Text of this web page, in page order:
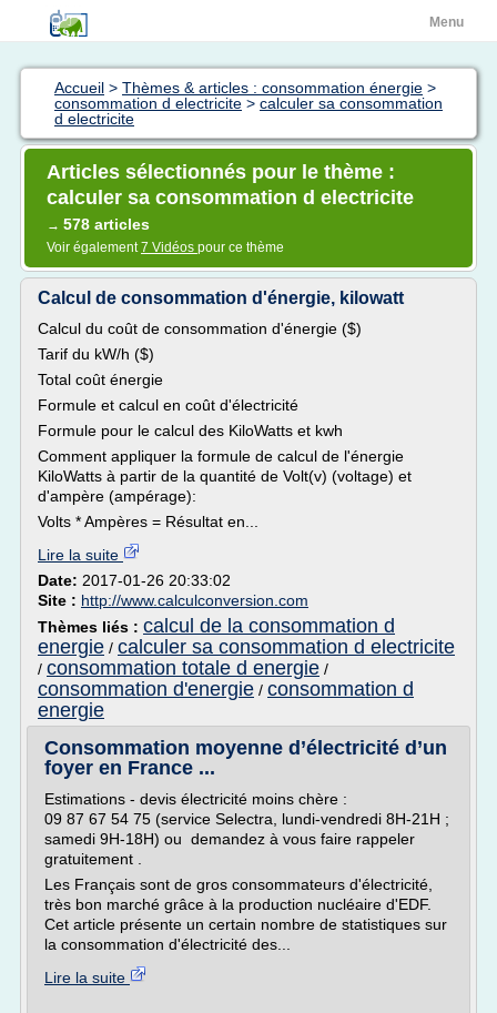
Menu
Accueil > Thèmes & articles : consommation énergie >
consommation d electricite > calculer sa consommation
d electricite
Articles sélectionnés pour le thème :
calculer sa consommation d electricite
→ 578 articles
Voir également7 Vidéos pour ce thème
Calcul de consommation d'énergie, kilowatt
Calcul du coût de consommation d'énergie ($)
Tarif du kW/h ($)
Total coût énergie
Formule et calcul en coût d'électricité
Formule pour le calcul des KiloWatts et kwh
Comment appliquer la formule de calcul de l'énergie
KiloWatts à partir de la quantité de Volt(v) (voltage) et
d'ampère (ampérage):
Volts * Ampères = Résultat en...
Lire la suite
Date: 2017-01-26 20:33:02
Site : http://www.calculconversion.com
Thèmes liés : calcul de la consommation d
energie / calculer sa consommation d electricite
/ consommation totale d energie /
consommation d'energie / consommation d
energie
Consommation moyenne d’électricité d’un
foyer en France ...
Estimations - devis électricité moins chère :
09 87 67 54 75 (service Selectra, lundi-vendredi 8H-21H ;
samedi 9H-18H) ou demandez à vous faire rappeler
gratuitement .
Les Français sont de gros consommateurs d'électricité,
très bon marché grâce à la production nucléaire d'EDF.
Cet article présente un certain nombre de statistiques sur
la consommation d'électricité des...
Lire la suite